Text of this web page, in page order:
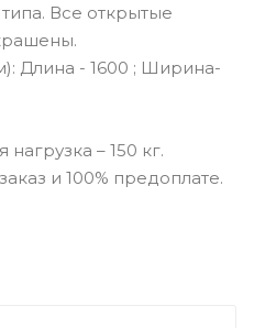
Все открытые
Длина - 1600 ; Ширина-
– 150 кг.
и 100% предоплате.